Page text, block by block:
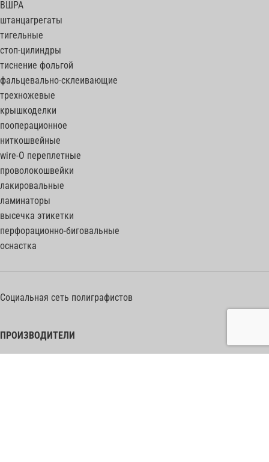
ВШРА
штанцагрегаты
тигельные
стоп-цилиндры
тиснение фольгой
фальцевально-склеивающие
трехножевые
крышкоделки
пооперационное
ниткошвейные
wire-O переплетные
проволокошвейки
лакировальные
ламинаторы
высечка этикетки
перфорационно-биговальные
оснастка
Социальная сеть полиграфистов
ПРОИЗВОДИТЕЛИ